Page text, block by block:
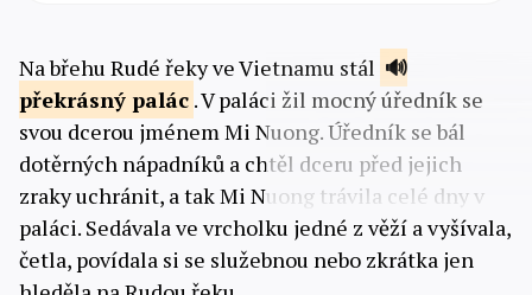
Na břehu Rudé řeky ve Vietnamu stál
překrásný palác . V paláci žil mocný úředník se
svou dcerou jménem Mi Nuong. Úředník se bál
dotěrných nápadníků a chtěl dceru před jejich
zraky uchránit, a tak Mi Nuong trávila celé dny v
paláci. Sedávala ve vrcholku jedné z věží a vyšívala,
četla, povídala si se služebnou nebo zkrátka jen